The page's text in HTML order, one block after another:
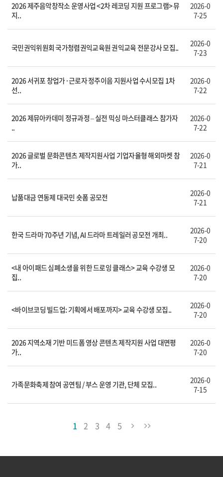
2026 제주음악창작소 운영사업 <2차 레코딩 지원 프로그램> 뮤
지..
2026-0
7-25
국민권익위원회 국가청렴권익교육원 권익교육 전문강사 모집..
2026-0
7-23
2026 서귀포 창업가·근로자 정주이음 지원사업 수시모집 1차
선..
2026-0
7-22
2026 제뮤아카데미 정규과정 – 실전 믹싱 마스터클래스 참가자
..
2026-0
7-22
2026 글로벌 문화콘텐츠 제작지원사업 기업자율형 해외마켓 참
가..
2026-0
7-21
납품대금 연동제 대국민 숏폼 공모전
2026-0
7-21
한국 드라마 70주년 기념, AI 드라마 트레일러 공모전 개최..
2026-0
7-20
<내 아이패드 심폐소생을 위한 드로잉 클래스> 교육 수강생 모
집..
2026-0
7-20
<바이브코딩 빌드업: 기획에서 배포까지> 교육 수강생 모집..
2026-0
7-20
2026 지역소재 기반 미드폼 영상 콘텐츠 제작지원 사업 대면평
가..
2026-0
7-20
가족문화축제 참여 공연팀 / 부스 운영 기관, 단체 모집..
2026-0
7-15
1 2 3 4 5